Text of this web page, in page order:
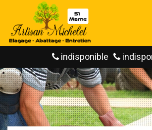
indisponible